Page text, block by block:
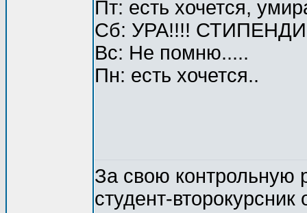
Пт: есть хочется,
Сб: УРА!!!!
Вс: Не помню.....
Пн: есть хочется..
За свою контрольную
студент-